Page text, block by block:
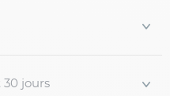
30 jours